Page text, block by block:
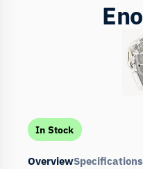
In Stock
OverviewSpecifications